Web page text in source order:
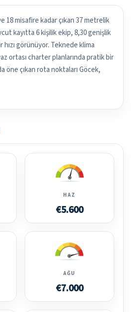
18 misafire kadar çıkan 37 metrelik
kayıtta 6 kişilik ekip, 8,30 genişlik
hızı görünüyor. Teknede klima
ortası charter planlarında pratik bir
öne çıkan rota noktaları Göcek,
HAZ
€5.600
AĞU
€7.000